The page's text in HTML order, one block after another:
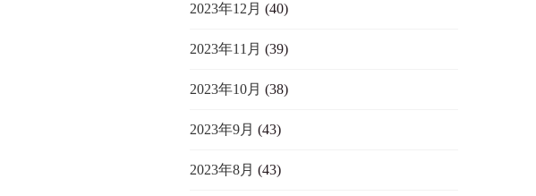
2023年12月 (40)
2023年11月 (39)
2023年10月 (38)
2023年9月 (43)
2023年8月 (43)